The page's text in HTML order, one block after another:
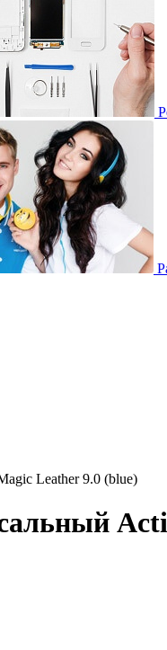
Leather 9.0 (blue)